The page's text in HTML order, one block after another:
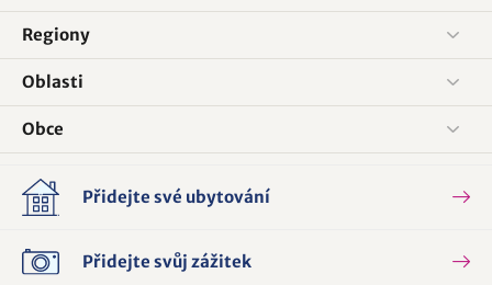
Regiony
Oblasti
Obce
Přidejte své ubytování
Přidejte svůj zážitek